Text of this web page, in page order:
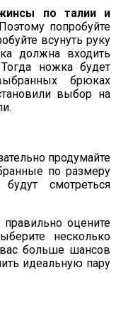
по талии и
попробуйте
всунуть руку
должна входить
ножка будет
брюках
выбор на
продумайте
по размеру
смотреться
оцените
несколько
больше шансов
идеальную пару